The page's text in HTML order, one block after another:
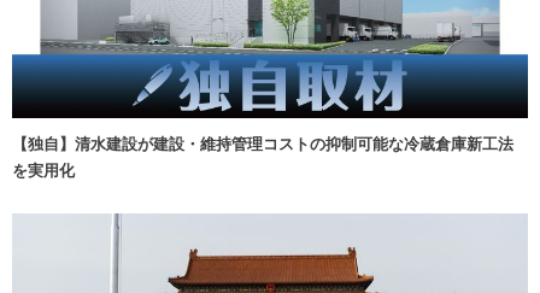
【独自】清水建設が建設・維持管理コストの抑制可能な冷蔵倉庫新工法
を実用化